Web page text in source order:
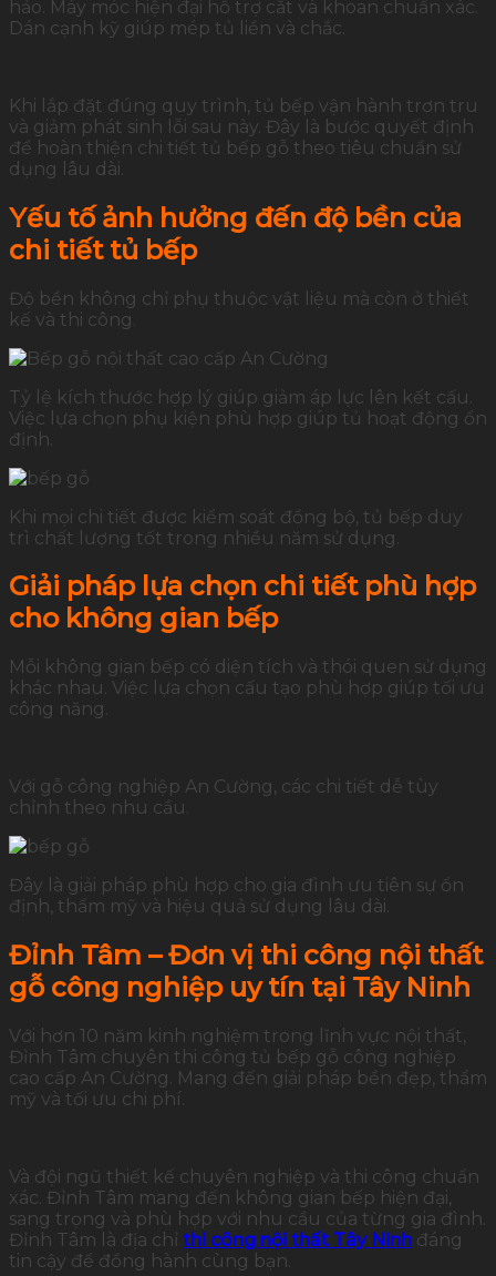
hảo. Máy móc hiện đại hỗ trợ cắt và khoan chuẩn xác.
Dán cạnh kỹ giúp mép tủ liền và chắc.
Khi lắp đặt đúng quy trình, tủ bếp vận hành trơn tru
và giảm phát sinh lỗi sau này. Đây là bước quyết định
để hoàn thiện chi tiết tủ bếp gỗ theo tiêu chuẩn sử
dụng lâu dài.
Yếu tố ảnh hưởng đến độ bền của
chi tiết tủ bếp
Độ bền không chỉ phụ thuộc vật liệu mà còn ở thiết
kế và thi công.
Tỷ lệ kích thước hợp lý giúp giảm áp lực lên kết cấu.
Việc lựa chọn phụ kiện phù hợp giúp tủ hoạt động ổn
định.
Khi mọi chi tiết được kiểm soát đồng bộ, tủ bếp duy
trì chất lượng tốt trong nhiều năm sử dụng.
Giải pháp lựa chọn chi tiết phù hợp
cho không gian bếp
Mỗi không gian bếp có diện tích và thói quen sử dụng
khác nhau. Việc lựa chọn cấu tạo phù hợp giúp tối ưu
công năng.
Với gỗ công nghiệp An Cường, các chi tiết dễ tùy
chỉnh theo nhu cầu.
Đây là giải pháp phù hợp cho gia đình ưu tiên sự ổn
định, thẩm mỹ và hiệu quả sử dụng lâu dài.
Đỉnh Tâm – Đơn vị thi công nội thất
gỗ công nghiệp uy tín tại Tây Ninh
Với hơn 10 năm kinh nghiệm trong lĩnh vực nội thất,
Đỉnh Tâm chuyên thi công tủ bếp gỗ công nghiệp
cao cấp An Cường. Mang đến giải pháp bền đẹp, thẩm
mỹ và tối ưu chi phí.
Và đội ngũ thiết kế chuyên nghiệp và thi công chuẩn
xác. Đỉnh Tâm mang đến không gian bếp hiện đại,
sang trọng và phù hợp với nhu cầu của từng gia đình.
Đỉnh Tâm là địa chỉ thi công nội thất Tây Ninh đáng
tin cậy để đồng hành cùng bạn.